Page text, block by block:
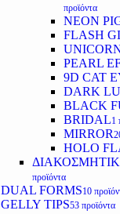
προϊόντα
NEON
FLASH
PEARL
9D CAT
DARK
BLACK
BRIDAL1
MIRROR
HOLO
προϊόντα
DUAL FORMS10
GELLY TIPS53 προϊόντα